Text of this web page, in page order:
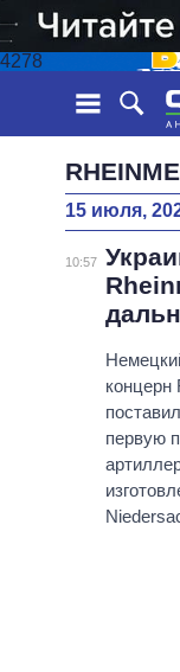
4278
ЛЕНТА
СОБЫТИЯ
СТАТЬИ
МНЕНИЯ
ОБЗОРЫ
ВСЕ
ГЛАВЫ
МЭРЫ
15 июля,
10:57
концерн
первую